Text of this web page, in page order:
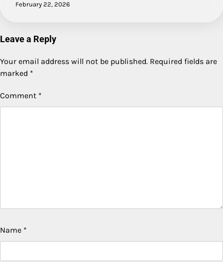
February 22, 2026
Leave a Reply
Your email address will not be published. Required fields are
marked *
Comment *
Name *